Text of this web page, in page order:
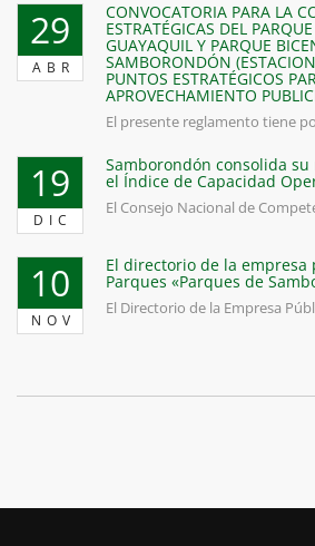
29
ABR
CONVOCATORIA PARA LA
ESTRATÉGICAS DEL
GUAYAQUIL Y PARQUE
SAMBORONDÓN
PUNTOS ESTRATÉGICOS
APROVECHAMIENTO
El presente reglamento tiene
19
DIC
Samborondón consolida
el Índice de Capacidad
El Consejo Nacional de
10
NOV
El directorio de la
Parques «Parques de
El Directorio de la Empresa